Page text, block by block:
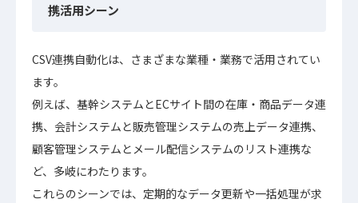
携活用シーン
CSV連携自動化は、さまざまな業種・業務で活用されてい
ます。
例えば、基幹システムとECサイト間の在庫・商品データ連
携、会計システムと販売管理システムの売上データ連携、
顧客管理システムとメール配信システムのリスト連携な
ど、多岐にわたります。
これらのシーンでは、定期的なデータ更新や一括処理が求